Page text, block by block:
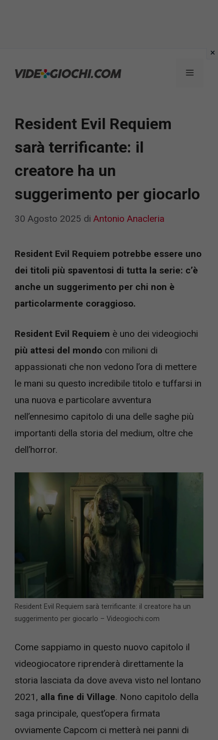
Menu
Resident Evil Requiem
sarà terrificante: il
creatore ha un
suggerimento per giocarlo
30 Agosto 2025 di Antonio Anacleria
Resident Evil Requiem potrebbe essere uno
dei titoli più spaventosi di tutta la serie: c’è
anche un suggerimento per chi non è
particolarmente coraggioso.
Resident Evil Requiem è uno dei videogiochi
più attesi del mondo con milioni di
appassionati che non vedono l’ora di mettere
le mani su questo incredibile titolo e tuffarsi in
una nuova e particolare avventura
nell’ennesimo capitolo di una delle saghe più
importanti della storia del medium, oltre che
dell’horror.
Resident Evil Requiem sarà terrificante: il creatore ha un
suggerimento per giocarlo – Videogiochi.com
Come sappiamo in questo nuovo capitolo il
videogiocatore riprenderà direttamente la
storia lasciata da dove aveva visto nel lontano
2021, alla fine di Village. Nono capitolo della
saga principale, quest’opera firmata
ovviamente Capcom ci metterà nei panni di